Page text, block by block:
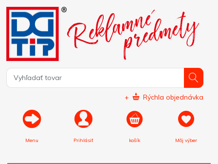
+ Rýchla objednávka
Menu Prihlásiť košík Môj výber